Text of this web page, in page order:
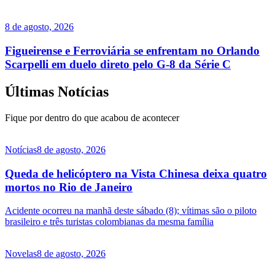
8 de agosto, 2026
Figueirense e Ferroviária se enfrentam no Orlando
Scarpelli em duelo direto pelo G-8 da Série C
Últimas Notícias
Fique por dentro do que acabou de acontecer
Notícias8 de agosto, 2026
Queda de helicóptero na Vista Chinesa deixa quatro
mortos no Rio de Janeiro
Acidente ocorreu na manhã deste sábado (8); vítimas são o piloto
brasileiro e três turistas colombianas da mesma família
Novelas8 de agosto, 2026